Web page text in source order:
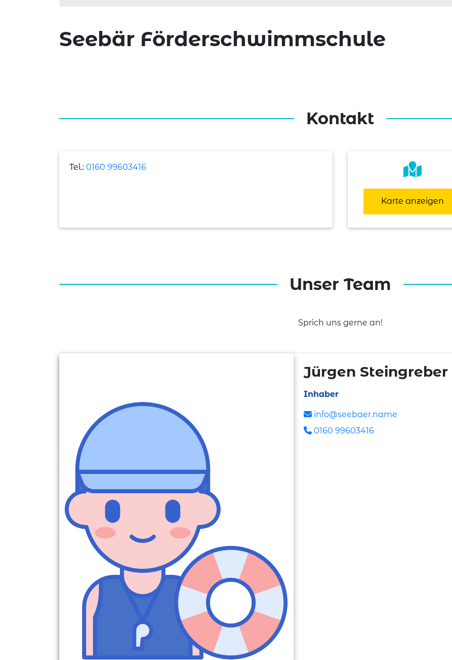
Seebär Förderschwimmschule
Kontakt
Tel.: 0160 99603416
Karte anzeigen
Unser Team
Sprich uns gerne an!
Jürgen Steingreber
Inhaber
info@seebaer.name
0160 99603416